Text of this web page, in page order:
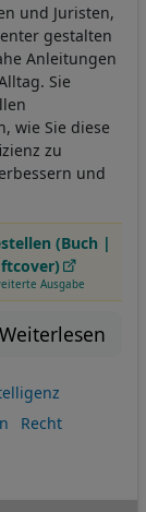
und Juristen,
gestalten
Anleitungen
Sie
wie Sie diese
zu
und
(Buch |
Ausgabe
Weiterlesen
Recht